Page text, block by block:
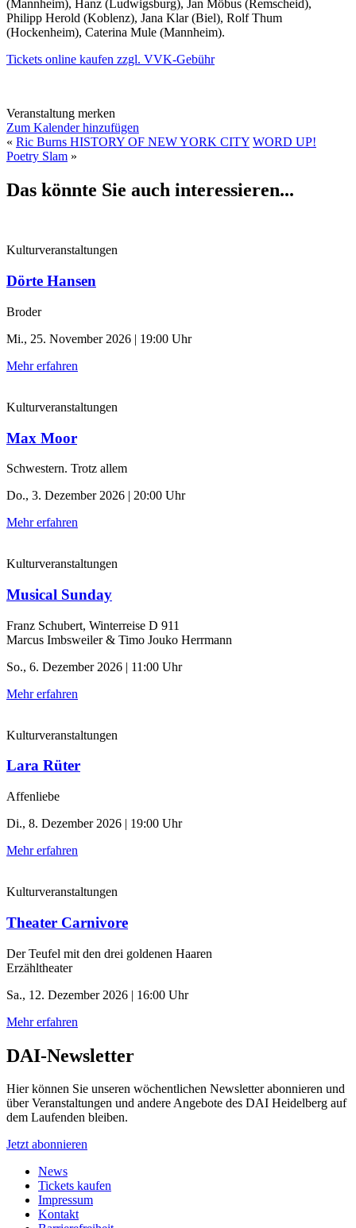
(Mannheim), Hanz (Ludwigsburg), Jan Möbus (Remscheid),
Philipp Herold (Koblenz), Jana Klar (Biel), Rolf Thum
(Hockenheim), Caterina Mule (Mannheim).
Tickets online kaufen zzgl. VVK-Gebühr
Veranstaltung merken
Zum Kalender hinzufügen
« Ric Burns HISTORY OF NEW YORK CITY WORD UP!
Poetry Slam »
Das könnte Sie auch interessieren...
Kulturveranstaltungen
Dörte Hansen
Broder
Mi., 25. November 2026 | 19:00 Uhr
Mehr erfahren
Kulturveranstaltungen
Max Moor
Schwestern. Trotz allem
Do., 3. Dezember 2026 | 20:00 Uhr
Mehr erfahren
Kulturveranstaltungen
Musical Sunday
Franz Schubert, Winterreise D 911
Marcus Imbsweiler & Timo Jouko Herrmann
So., 6. Dezember 2026 | 11:00 Uhr
Mehr erfahren
Kulturveranstaltungen
Lara Rüter
Affenliebe
Di., 8. Dezember 2026 | 19:00 Uhr
Mehr erfahren
Kulturveranstaltungen
Theater Carnivore
Der Teufel mit den drei goldenen Haaren
Erzähltheater
Sa., 12. Dezember 2026 | 16:00 Uhr
Mehr erfahren
DAI-Newsletter
Hier können Sie unseren wöchentlichen Newsletter abonnieren und
über Veranstaltungen und andere Angebote des DAI Heidelberg auf
dem Laufenden bleiben.
Jetzt abonnieren
News
Tickets kaufen
Impressum
Kontakt